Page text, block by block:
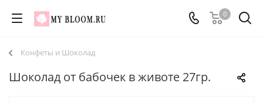
0
Конфеты и Шоколад
Шоколад от бабочек в животе 27гр.